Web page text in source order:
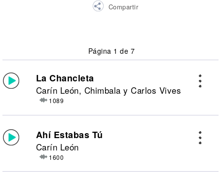
Compartir
Página 1 de 7
La Chancleta
Carín León, Chimbala y Carlos Vives
1089
Ahí Estabas Tú
Carín León
1600